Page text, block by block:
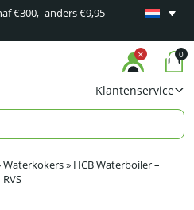
€300,- anders €9,95
Minimaal
Klantenservice
0
Waterkokers» HCB Waterboiler –